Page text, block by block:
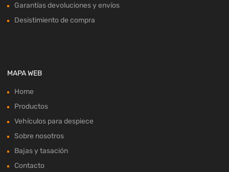
Garantías devoluciones y envíos
Desistimiento de compra
MAPA WEB
Home
Productos
Vehículos para despiece
Sobre nosotros
Bajas y tasación
Contacto